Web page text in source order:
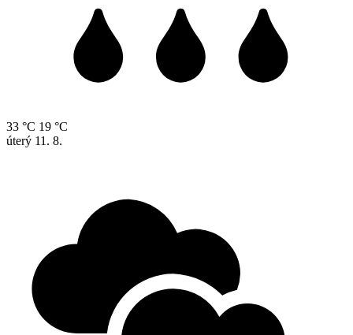
33 °C 19 °C
úterý 11. 8.